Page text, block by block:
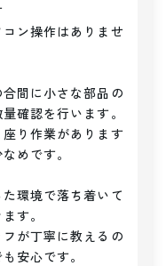
ン操作はありませ
間に小さな部品の
確認を行います。
り作業があります
めです。
環境で落ち着いて
す。
が丁寧に教えるの
安心です。